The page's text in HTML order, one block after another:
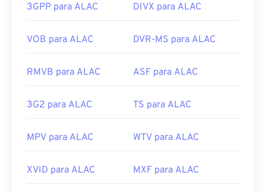
manipulação musical.
O UltraMixeré um software
arquivos WAV funcionam bem. O Elmedia Player
Desenvolvido por:
Microsoft,IBM
Links úteis:
https://en.wikipedia.org/wiki/WAV
audio-wav
3GPP para ALAC DIVX para ALAC
VOB para ALAC DVR-MS para ALAC
RMVB para ALAC ASF para ALAC
3G2 para ALAC TS para ALAC
MPV para ALAC WTV para ALAC
XVID para ALAC MXF para ALAC